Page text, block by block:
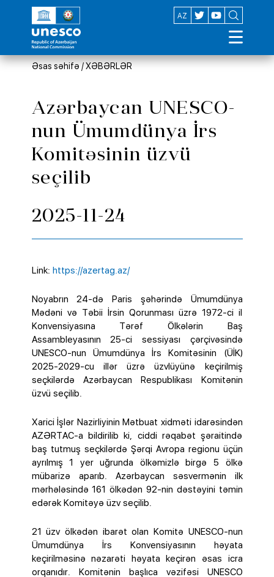
AZ
EN
Əsas səhifə /XƏBƏRLƏR
Azərbaycan UNESCO-
nun Ümumdünya İrs
Komitəsinin üzvü
seçilib
2025-11-24
Link: https://azertag.az/
Noyabrın 24-də Paris şəhərində Ümumdünya
Mədəni və Təbii İrsin Qorunması üzrə 1972-ci il
Konvensiyasına Tərəf Ölkələrin Baş
Assambleyasının 25-ci sessiyası çərçivəsində
UNESCO-nun Ümumdünya İrs Komitəsinin (ÜİK)
2025-2029-cu illər üzrə üzvlüyünə keçirilmiş
seçkilərdə Azərbaycan Respublikası Komitənin
üzvü seçilib.
Xarici İşlər Nazirliyinin Mətbuat xidməti idarəsindən
AZƏRTAC-a bildirilib ki, ciddi rəqabət şəraitində
baş tutmuş seçkilərdə Şərqi Avropa regionu üçün
ayrılmış 1 yer uğrunda ölkəmizlə birgə 5 ölkə
mübarizə aparıb. Azərbaycan səsvermənin ilk
mərhələsində 161 ölkədən 92-nin dəstəyini təmin
edərək Komitəyə üzv seçilib.
21 üzv ölkədən ibarət olan Komitə UNESCO-nun
Ümumdünya İrs Konvensiyasının həyata
keçirilməsinə nəzarəti həyata keçirən əsas icra
orqanıdır. Komitənin başlıca vəzifəsi UNESCO